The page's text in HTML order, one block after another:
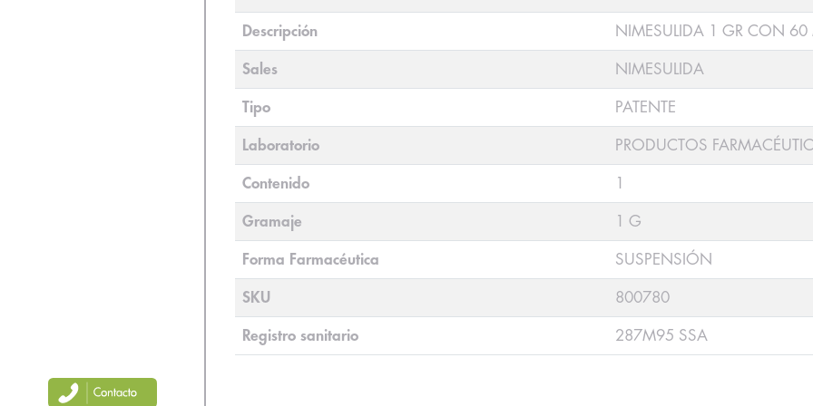
Descripción NIMESULIDA 1 GR CON 60
Sales NIMESULIDA
Tipo PATENTE
Laboratorio PRODUCTOS
Contenido 1
Gramaje 1 G
Forma Farmacéutica SUSPENSIÓN
SKU 800780
Registro sanitario 287M95 SSA